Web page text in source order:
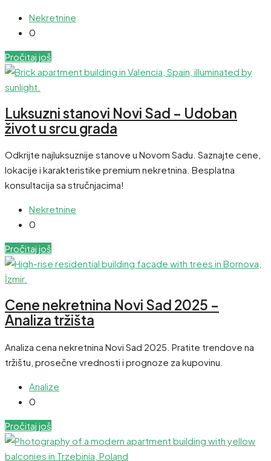
Nekretnine
0
Pročitaj još
Luksuzni stanovi Novi Sad – Udoban
život u srcu grada
Odkrijte najluksuznije stanove u Novom Sadu. Saznajte cene,
lokacije i karakteristike premium nekretnina. Besplatna
konsultacija sa stručnjacima!
Nekretnine
0
Pročitaj još
Cene nekretnina Novi Sad 2025 –
Analiza tržišta
Analiza cena nekretnina Novi Sad 2025. Pratite trendove na
tržištu, prosečne vrednosti i prognoze za kupovinu.
Analize
0
Pročitaj još